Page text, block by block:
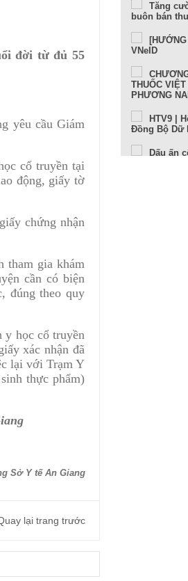
đời từ đủ 55
yêu cầu Giám
cổ truyền tại
động, giấy tờ
chứng nhận
tham gia khám
cần có biện
đúng theo quy
y học cổ truyền
xác nhận đã
lại với Trạm Y
thực phẩm)
Sở Y tế An Giang
lại trang trước
Tăng
buôn bán
VNeID
THUỐC
PHƯƠNG
HTV9 |
Đồng Bộ Dữ
Dấu ấn